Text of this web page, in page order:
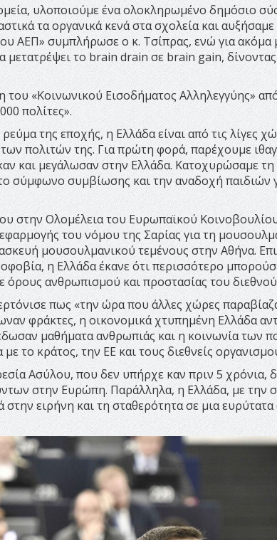
υλοποιούμε ένα ολοκληρωμένο δημόσιο
τα οργανικά κενά στα σχολεία και αυξήσαμε
ΑΕΠ» συμπλήρωσε ο κ. Τσίπρας, ενώ για ακόμα
το brain drain σε brain gain,
του «Κοινωνικού Εισοδήματος Αλληλεγγύης»
πολίτες».
της εποχής, η Ελλάδα είναι από τις λίγες
των πολιτών της. Για πρώτη φορά, παρέχουμε
και μεγάλωσαν στην Ελλάδα. Κατοχυρώσαμε
σύμφωνο συμβίωσης και την αναδοχή παιδιών
στην Ολομέλεια του Ευρωπαϊκού
του νόμου της Σαρίας για τη
μουσουλμανικού τεμένους στην Αθήνα.
η Ελλάδα έκανε ότι περισσότερο μπορούσε
όρους ανθρωπισμού και προστασίας του
πως «την ώρα που άλλες χώρες
φράκτες, η οικονομικά χτυπημένη Ελλάδα
μαθήματα ανθρωπιάς και η κοινωνία των
το κράτος, την ΕΕ και τους διεθνείς
Ασύλου, που δεν υπήρχε καν πριν 5 χρόνια,
στην Ευρώπη. Παράλληλα, η Ελλάδα, με την
στην ειρήνη και τη σταθερότητα σε μια